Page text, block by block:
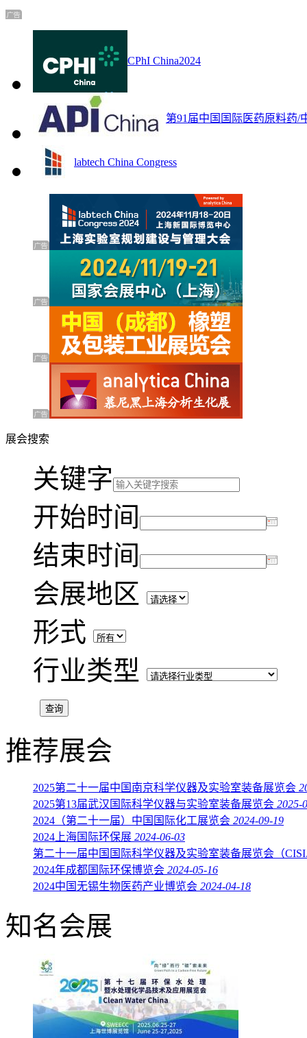
CPhI China2024
第91届中国国际医药原料药/
labtech China Congress
展会搜索
关键字
开始时间
结束时间
会展地区
形式
行业类型
推荐展会
2025第二十一届中国南京科学仪器及实验室装备展览会
2025第13届武汉国际科学仪器与实验室装备展览会 2025-
2024（第二十一届）中国国际化工展览会 2024-09-19
2024上海国际环保展 2024-06-03
第二十一届中国国际科学仪器及实验室装备展览会（
2024年成都国际环保博览会 2024-05-16
2024中国无锡生物医药产业博览会 2024-04-18
知名会展